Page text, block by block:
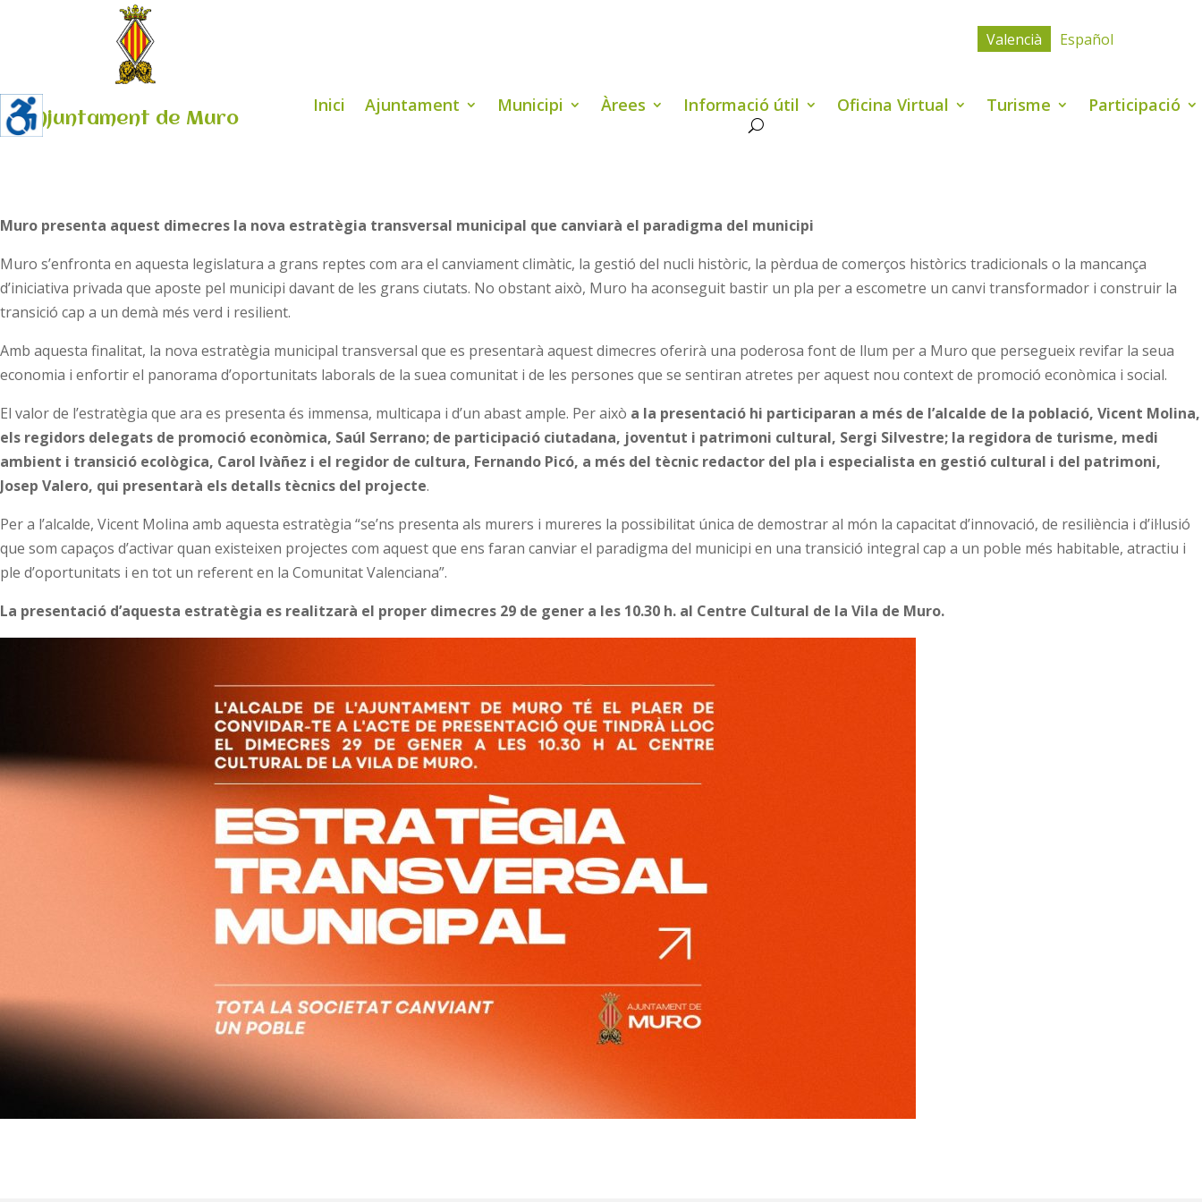
Ajuntament de Muro
Valencià Español
Inici Ajuntament Municipi Àrees Informació útil Oficina Virtual Turisme Participació
Muro presenta aquest dimecres la nova estratègia transversal municipal que canviarà el paradigma del municipi
Muro s’enfronta en aquesta legislatura a grans reptes com ara el canviament climàtic, la gestió del nucli històric, la pèrdua de comerços històrics tradicionals o la mancança
d’iniciativa privada que aposte pel municipi davant de les grans ciutats. No obstant això, Muro ha aconseguit bastir un pla per a escometre un canvi transformador i construir la
transició cap a un demà més verd i resilient.
Amb aquesta finalitat, la nova estratègia municipal transversal que es presentarà aquest dimecres oferirà una poderosa font de llum per a Muro que persegueix revifar la seua
economia i enfortir el panorama d’oportunitats laborals de la suea comunitat i de les persones que se sentiran atretes per aquest nou context de promoció econòmica i social.
El valor de l’estratègia que ara es presenta és immensa, multicapa i d’un abast ample. Per això a la presentació hi participaran a més de l’alcalde de la població, Vicent Molina,
els regidors delegats de promoció econòmica, Saúl Serrano; de participació ciutadana, joventut i patrimoni cultural, Sergi Silvestre; la regidora de turisme, medi
ambient i transició ecològica, Carol Ivàñez i el regidor de cultura, Fernando Picó, a més del tècnic redactor del pla i especialista en gestió cultural i del patrimoni,
Josep Valero, qui presentarà els detalls tècnics del projecte.
Per a l’alcalde, Vicent Molina amb aquesta estratègia “se’ns presenta als murers i mureres la possibilitat única de demostrar al món la capacitat d’innovació, de resiliència i d’il·lusió
que som capaços d’activar quan existeixen projectes com aquest que ens faran canviar el paradigma del municipi en una transició integral cap a un poble més habitable, atractiu i
ple d’oportunitats i en tot un referent en la Comunitat Valenciana”.
La presentació d’aquesta estratègia es realitzarà el proper dimecres 29 de gener a les 10.30 h. al Centre Cultural de la Vila de Muro.